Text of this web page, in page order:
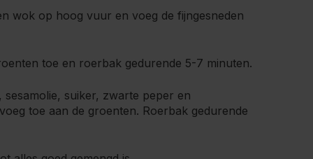
wok op hoog vuur en voeg de fijngesneden
toe en roerbak gedurende 5-7 minuten.
sesamolie, suiker, zwarte peper en
toe aan de groenten. Roerbak gedurende